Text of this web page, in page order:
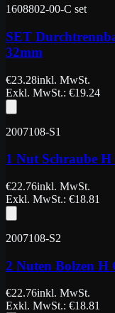
1608802-00-C set
SET
32mm
€23.28inkl. MwSt.
Exkl. MwSt.: €19.24
2007108-S1
1 Nut Schraube
€22.76inkl. MwSt.
Exkl. MwSt.: €18.81
2007108-S2
2 Nuten Bolzen H
€22.76inkl. MwSt.
Exkl. MwSt.: €18.81